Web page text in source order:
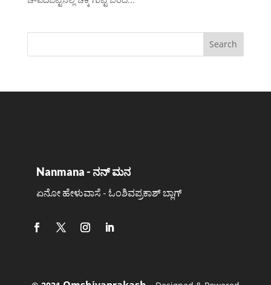
Nanmana - ನನ್ ಮನ
ಏನೋ ಹೇಳುವಾಸೆ - ಓಂಶಿವಪ್ರಕಾಶ್ ಬ್ಲಾಗ್